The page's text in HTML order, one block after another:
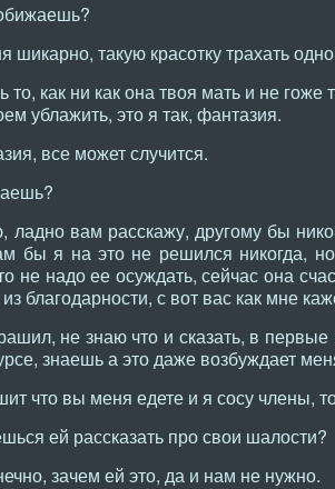
такую красотку трахать одно
как ни как она твоя мать и не
ублажить, это я так, фантазия.
все может случится.
вам расскажу, другому бы
бы я на это не решился никогда,
не надо ее осуждать, сейчас она
благодарности, с вот вас как мне
не знаю что и сказать, в первые
знаешь а это даже возбуждает
что вы меня едете и я сосу члены,
ей рассказать про свои шалости?
зачем ей это, да и нам не нужно.